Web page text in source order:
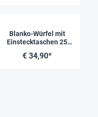
Blanko-Würfel mit
Einstecktaschen 25
€ 34,90*